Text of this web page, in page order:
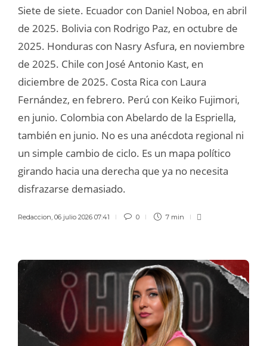
Siete de siete. Ecuador con Daniel Noboa, en abril
de 2025. Bolivia con Rodrigo Paz, en octubre de
2025. Honduras con Nasry Asfura, en noviembre
de 2025. Chile con José Antonio Kast, en
diciembre de 2025. Costa Rica con Laura
Fernández, en febrero. Perú con Keiko Fujimori,
en junio. Colombia con Abelardo de la Espriella,
también en junio. No es una anécdota regional ni
un simple cambio de ciclo. Es un mapa político
girando hacia una derecha que ya no necesita
disfrazarse demasiado.
Redaccion 06 julio 2026 07:41 0 7 min